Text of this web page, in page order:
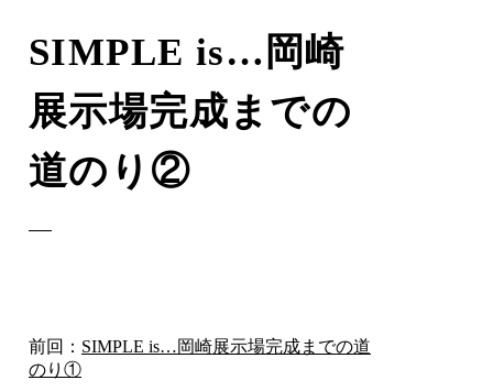
SIMPLE is…岡崎
展示場完成までの
道のり②
前回： SIMPLE is…岡崎展示場完成までの道
のり①